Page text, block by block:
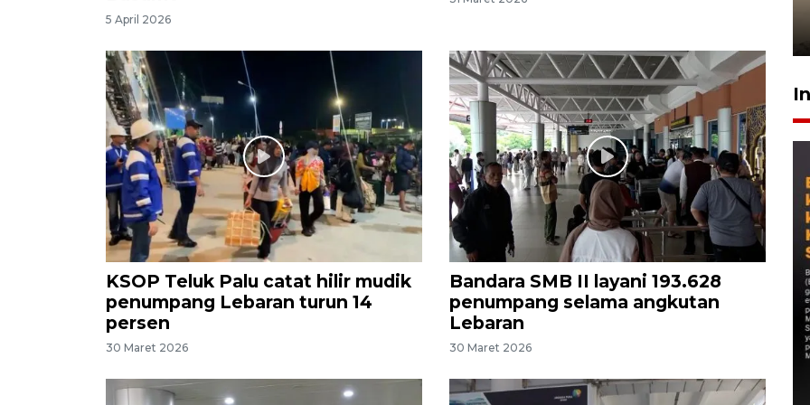
5 April 2026
KSOP Teluk Palu catat hilir mudik
penumpang Lebaran turun 14
persen
30 Maret 2026
Bandara SMB II layani 193.628
penumpang selama angkutan
Lebaran
30 Maret 2026